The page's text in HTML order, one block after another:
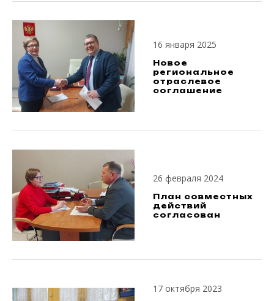
16 января 2025
Новое
региональное
отраслевое
соглашение
26 февраля 2024
План совместных
действий
согласован
17 октября 2023